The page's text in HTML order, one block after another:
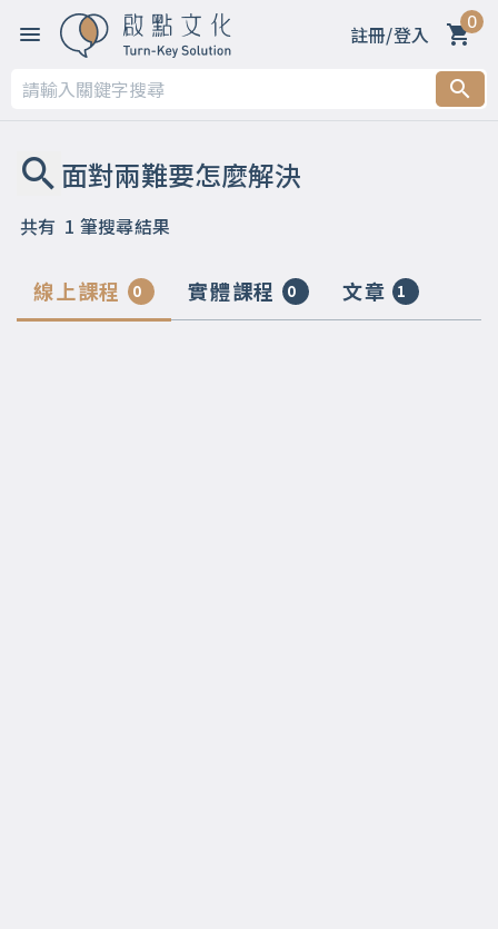
註冊/登入 0
共有 1 筆搜尋結果
線上課程 0 實體課程 0 文章 1